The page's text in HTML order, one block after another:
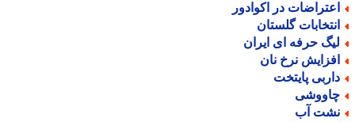
در اکوادور
گلستان
حرفه ای ایران
نرخ نان
پایتخت
آب